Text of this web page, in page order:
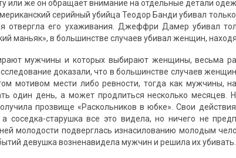
или же он обращает внимание на отдельные детали
серийный убийца Теодор Банди убивал
отвергла его ухаживания. Джеффри Дамер убивал
маньяк», в большинстве случаев убивал женщин,
мужчины и которых выбирают женщины, весьма
доказали, что в большинстве случаев
мотивом мести либо ревности, тогда как мужчины,
один день, а может продлиться несколько месяцев.
прозвище «Раскольников в юбке». Свои
соседка-старушка все это видела, но ничего не
молодости подверглась изнасилованию молодым
девушка возненавидела мужчин и решила их убивать…